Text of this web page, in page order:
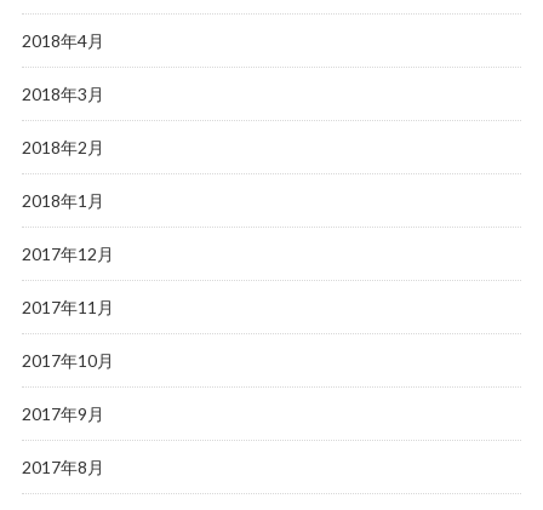
2018年4月
2018年3月
2018年2月
2018年1月
2017年12月
2017年11月
2017年10月
2017年9月
2017年8月